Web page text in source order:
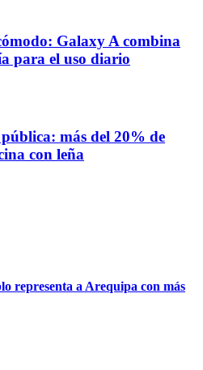
Galaxy A combina
para el uso diario
más del 20% de
con leña
representa a Arequipa con más